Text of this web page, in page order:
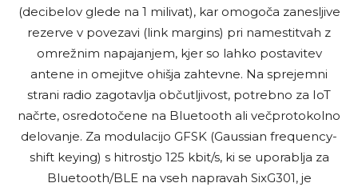
(decibelov glede na 1 milivat), kar omogoča zanesljive
rezerve v povezavi (link margins) pri namestitvah z
omrežnim napajanjem, kjer so lahko postavitev
antene in omejitve ohišja zahtevne. Na sprejemni
strani radio zagotavlja občutljivost, potrebno za IoT
načrte, osredotočene na Bluetooth ali večprotokolno
delovanje. Za modulacijo GFSK (Gaussian frequency-
shift keying) s hitrostjo 125 kbit/s, ki se uporablja za
Bluetooth/BLE na vseh napravah SixG301, je